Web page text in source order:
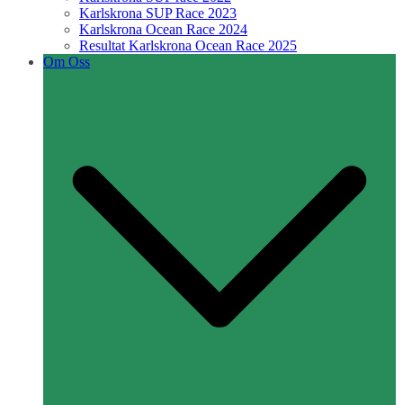
Karlskrona SUP Race 2023
Karlskrona Ocean Race 2024
Resultat Karlskrona Ocean Race 2025
Om Oss